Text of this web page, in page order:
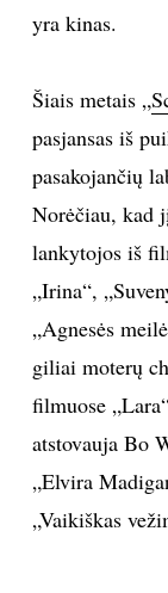
FOTOGRAFIJA
MENAS
ORAI
ĮDOMYBĖS
ISTORIJA
INTERJERAS
NAMAI
yra kinas.
Šiais metais „
pasjansas iš
pasakojančių
Norėčiau, kad
lankytojos iš
„Irina“,
„Agnesės
giliai moterų
filmuose
atstovauja Bo
„Elvira
„Vaikiškas